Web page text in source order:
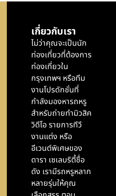
เกี่ยวกับเรา
ไม่ว่าคุณจะเป็นนัก
ท่องเที่ยวที่ต้องการ
ท่องเที่ยวใน
กรุงเทพฯ หรือทีม
งานโปรดักชั่นที่
กำลังมองหารถหรู
สำหรับถ่ายทำมิวสิค
วิดีโอ รายการทีวี
งานแต่ง หรือ
อีเวนต์พิเศษของ
ดารา เซเลบริตี้ชื่อ
ดัง เรามีรถหรูหลาก
หลายรุ่นให้คุณ